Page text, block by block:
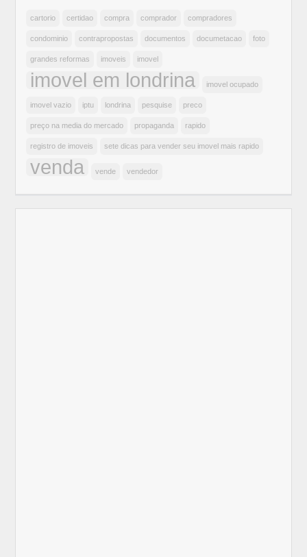
cartorio certidao compra comprador compradores
condominio contrapropostas documentos documetacao foto
grandes reformas imoveis imovel
imovel em londrina imovel ocupado
imovel vazio iptu londrina pesquise preco
preço na media do mercado propaganda rapido
registro de imoveis sete dicas para vender seu imovel mais rapido
venda vende vendedor